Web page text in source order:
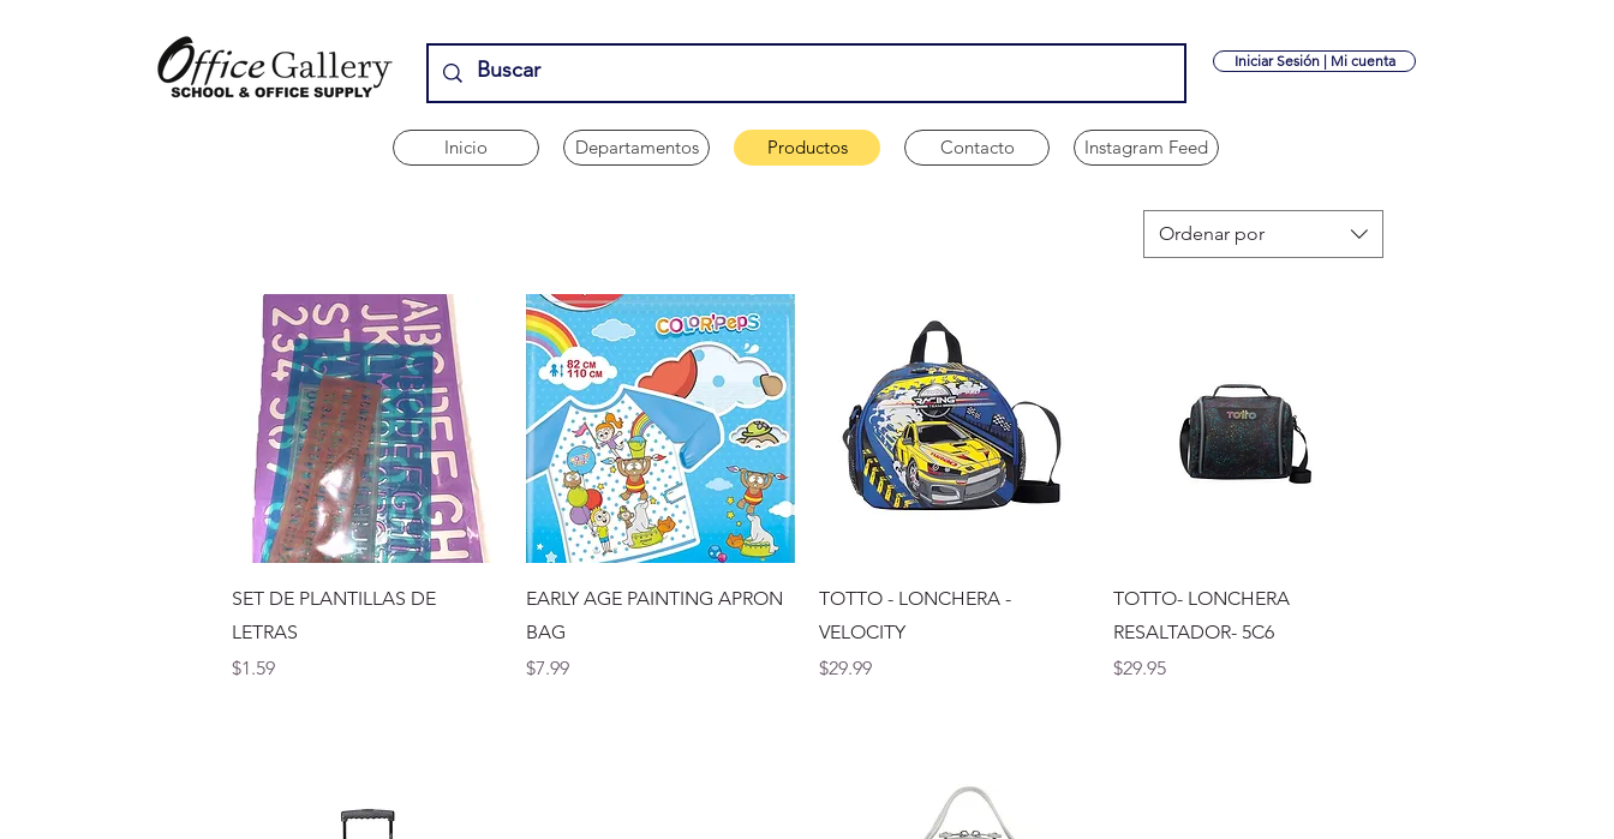
Iniciar Sesión | Mi cuenta
Inicio Departamentos Productos Contacto Instagram Feed
Ordenar por
Vista rápida
SET DE PLANTILLAS DE
LETRAS
Precio
$1.59
Vista rápida
EARLY AGE PAINTING APRON
BAG
Precio
$7.99
Vista rápida
TOTTO - LONCHERA -
VELOCITY
Precio
$29.99
Vista rápida
TOTTO- LONCHERA
RESALTADOR- 5C6
Precio
$29.95